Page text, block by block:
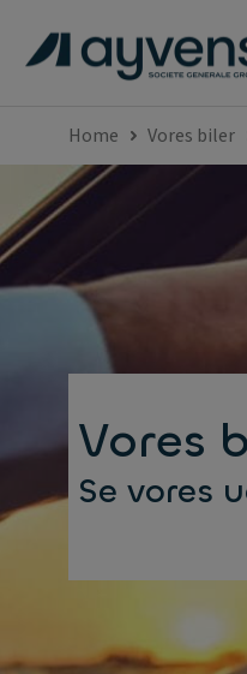
Home Vores biler
Vores
Se vores